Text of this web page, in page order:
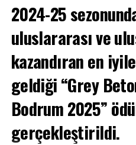
2024-25
uluslararası ve
kazandıran en
geldiği “Grey
Bodrum 2025”
gerçekleştirildi.